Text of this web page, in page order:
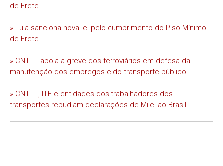
de Frete
» Lula sanciona nova lei pelo cumprimento do Piso Mínimo
de Frete
» CNTTL apoia a greve dos ferroviários em defesa da
manutenção dos empregos e do transporte público
» CNTTL, ITF e entidades dos trabalhadores dos
transportes repudiam declarações de Milei ao Brasil